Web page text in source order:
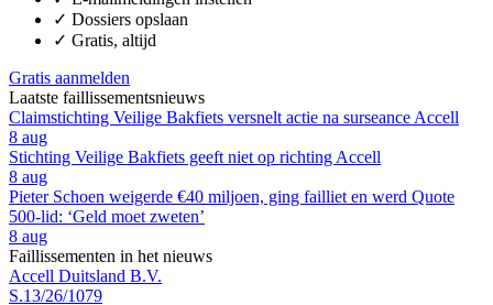
✓ Dossiers opslaan
✓ Gratis, altijd
Gratis aanmelden
Laatste faillissementsnieuws
Claimstichting Veilige Bakfiets versnelt actie na surseance Accell
8 aug
Stichting Veilige Bakfiets geeft niet op richting Accell
8 aug
Pieter Schoen weigerde €40 miljoen, ging failliet en werd Quote
500-lid: ‘Geld moet zweten’
8 aug
Faillissementen in het nieuws
Accell Duitsland B.V.
S.13/26/1079